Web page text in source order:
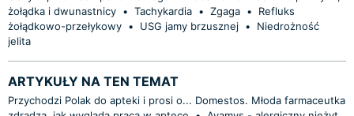
żołądka i dwunastnicy • Tachykardia • Zgaga •
Refluks
żołądkowo-przełykowy • USG jamy brzusznej •
Niedrożność
jelita
ARTYKUŁY NA TEN TEMAT
Przychodzi Polak do apteki i prosi o... Domestos. Młoda farmaceutka